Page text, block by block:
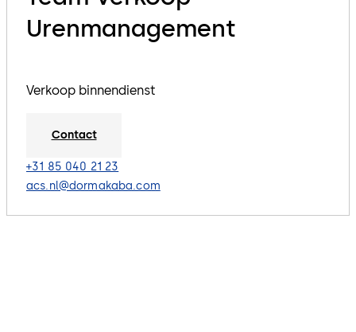
Urenmanagement
Verkoop binnendienst
Contact
+31 85 040 21 23
acs.nl@dormakaba.com